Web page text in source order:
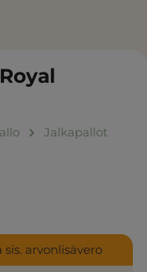
Jalkapallot
arvonlisävero